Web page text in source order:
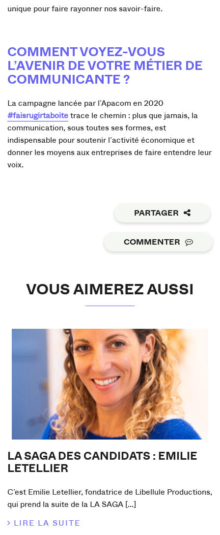
unique pour faire rayonner nos savoir-faire.
COMMENT VOYEZ-VOUS
L’AVENIR DE VOTRE MÉTIER DE
COMMUNICANTE ?
La campagne lancée par l’Apacom en 2020
#faisrugirtaboitetrace le chemin : plus que jamais, la
communication, sous toutes ses formes, est
indispensable pour soutenir l’activité économique et
donner les moyens aux entreprises de faire entendre leur
voix.
PARTAGER
COMMENTER
VOUS AIMEREZ AUSSI
LA SAGA DES CANDIDATS : EMILIE
LETELLIER
C’est Emilie Letellier, fondatrice de Libellule Productions,
qui prend la suite de la LA SAGA [...]
LIRE LA SUITE